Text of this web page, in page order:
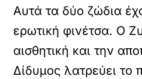
Αυτά τα δύο ζώδια
ερωτική φινέτσα. Ο
αισθητική και την
Δίδυμος λατρεύει το